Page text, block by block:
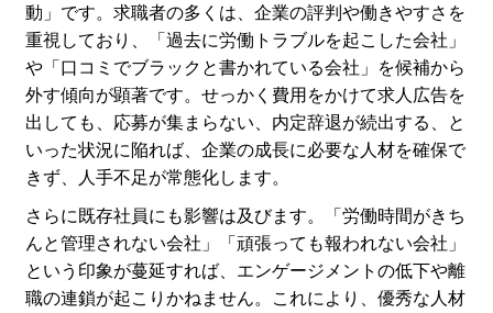
動」です。求職者の多くは、企業の評判や働きやすさを
重視しており、「過去に労働トラブルを起こした会社」
や「口コミでブラックと書かれている会社」を候補から
外す傾向が顕著です。せっかく費用をかけて求人広告を
出しても、応募が集まらない、内定辞退が続出する、と
いった状況に陥れば、企業の成長に必要な人材を確保で
きず、人手不足が常態化します。
さらに既存社員にも影響は及びます。「労働時間がきち
んと管理されない会社」「頑張っても報われない会社」
という印象が蔓延すれば、エンゲージメントの低下や離
職の連鎖が起こりかねません。これにより、優秀な人材